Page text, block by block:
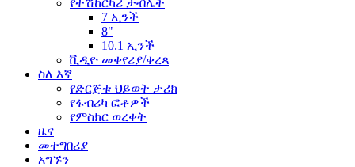
የተሽከርካሪ ታብሌት
7 ኢንች
8"
10.1 ኢንች
ቪዲዮ መቀየሪያ/ቀረጻ
ስለ እኛ
የድርጅቱ ህይወት ታሪክ
የፋብሪካ ፎቶዎች
የምስክር ወረቀት
ዜና
መተግበሪያ
አግኙን